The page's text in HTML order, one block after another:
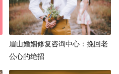
眉山婚姻修复咨询中心：挽回老
公心的绝招